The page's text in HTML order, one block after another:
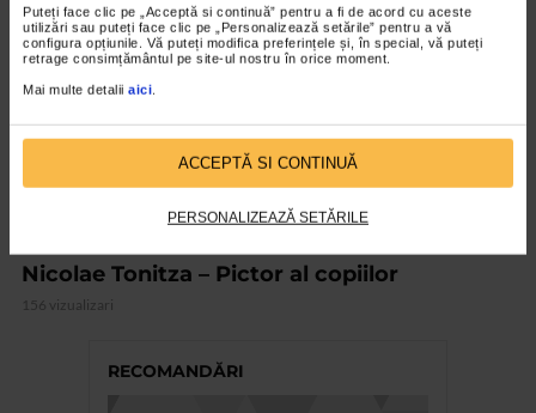
Puteți face clic pe „Acceptă si continuă” pentru a fi de acord cu aceste
utilizări sau puteți face clic pe „Personalizează setările” pentru a vă
configura opțiunile. Vă puteți modifica preferințele și, în special, vă puteți
retrage consimțământul pe site-ul nostru în orice moment.
Mai multe detalii aici.
ACCEPTĂ SI CONTINUĂ
PERSONALIZEAZĂ SETĂRILE
Nicolae Tonitza – Pictor al copiilor
156 vizualizari
RECOMANDĂRI